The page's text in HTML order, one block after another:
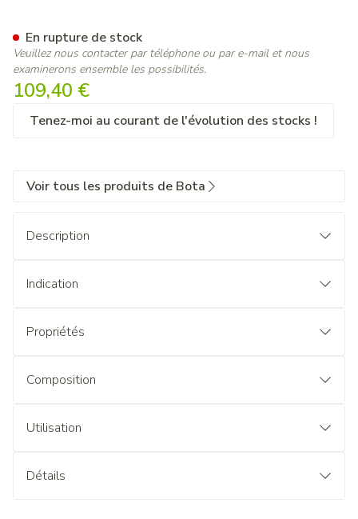
109,40 €
Tenez-moi au courant de l'évolution des stocks !
En rupture de stock
Veuillez nous contacter par téléphone ou par e-mail et nous
examinerons ensemble les possibilités.
Voir tous les produits de Bota
Description
Indication
Propriétés
Composition
Utilisation
Détails